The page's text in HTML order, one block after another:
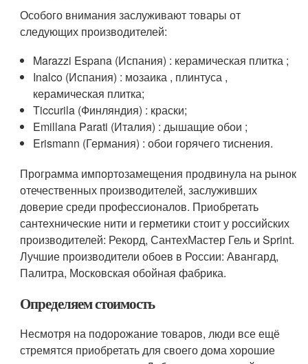
Особого внимания заслуживают товары от
следующих производителей:
Marazzi Espana (Испания) : керамическая плитка ;
Inalco (Испания) : мозаика , плинтуса ,
керамическая плитка;
Ticcurila (Финляндия) : краски;
Emillana Parati (Италия) : дышащие обои ;
Erismann (Германия) : обои горячего тиснения.
Программа импортозамещения продвинула на рынок
отечественных производителей, заслуживших
доверие среди профессионалов. Приобретать
сантехнические нити и герметики стоит у российских
производителей: Рекорд, СантехМастер Гель и Sprint.
Лучшие производители обоев в России: Авангард,
Палитра, Московская обойная фабрика.
Определяем стоимость
Несмотря на подорожание товаров, люди все ещё
стремятся приобретать для своего дома хорошие